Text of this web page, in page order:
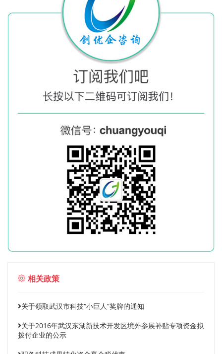
相关政策
关于领取武汉市科技“小巨人”奖牌的通知
关于2016年武汉东湖新技术开发区境外参展补贴专项资金拟
拨付企业的公示